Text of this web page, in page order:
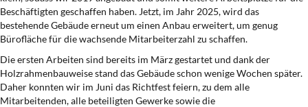
Beschäftigten geschaffen haben. Jetzt, im Jahr 2025, wird das
bestehende Gebäude erneut um einen Anbau erweitert, um genug
Bürofläche für die wachsende Mitarbeiterzahl zu schaffen.
Die ersten Arbeiten sind bereits im März gestartet und dank der
Holzrahmenbauweise stand das Gebäude schon wenige Wochen später.
Daher konnten wir im Juni das Richtfest feiern, zu dem alle
Mitarbeitenden, alle beteiligten Gewerke sowie die